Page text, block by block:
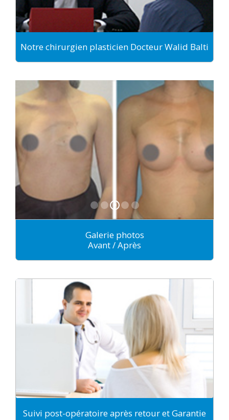
Notre chirurgien plasticien Docteur Walid Balti
Galerie photos
Avant / Après
Suivi post-opératoire après retour et Garantie